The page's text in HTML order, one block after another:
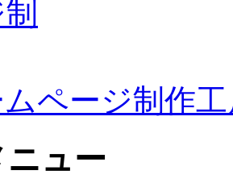
ページ制作
ュー